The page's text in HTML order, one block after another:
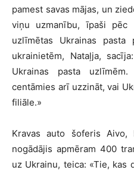
pamest savas mājas, un
viņu uzmanību, īpaši
uzlīmētas Ukrainas pasta
ukrainietēm, Nataļja,
Ukrainas pasta
centāmies arī uzzināt, vai
filiāle.»
Kravas auto šoferis Aivo,
nogādājis apmēram 400
uz Ukrainu, teica: «Tie, kas